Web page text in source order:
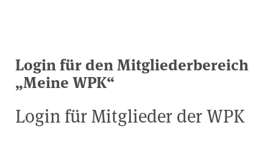
Login für den Mitgliederbereich
„Meine WPK“
Login für Mitglieder der WPK